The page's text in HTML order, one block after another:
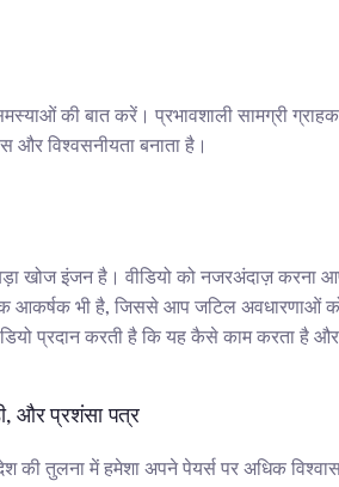
की बात करें। प्रभावशाली
और विश्वसनीयता बनाता है।
इंजन है। वीडियो को नजरअंदाज़ करना
आकर्षक भी है, जिससे आप जटिल
प्रदान करती है कि यह कैसे काम करता है
और प्रशंसा पत्र
की तुलना में हमेशा अपने पेयर्स पर अधिक